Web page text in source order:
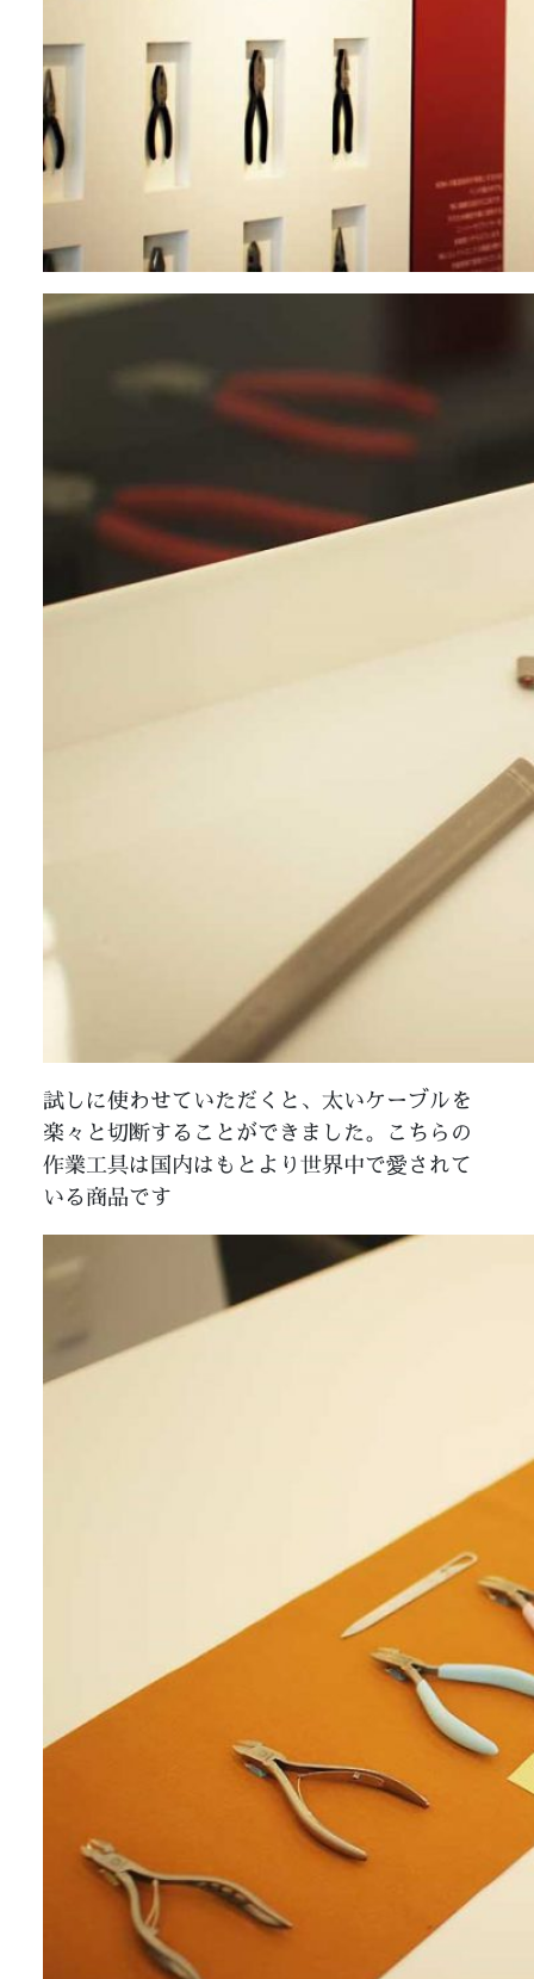
試しに使わせていただくと、太いケーブルを
楽々と切断することができました。こちらの
作業工具は国内はもとより世界中で愛されて
いる商品です